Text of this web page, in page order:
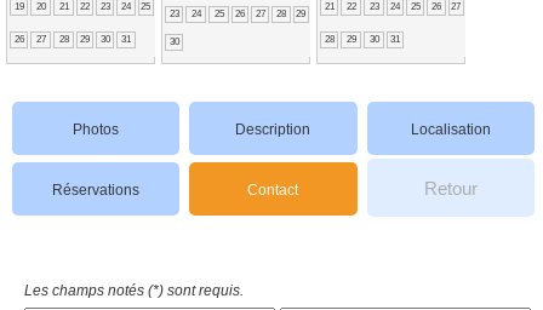
19 20 21 22 23 24 25
26 27 28 29 30 31
23 24 25 26 27 28 29
30
21 22 23 24 25 26 27
28 29 30 31
Photos Description Localisation
Réservations Contact Retour
Les champs notés (*) sont requis.